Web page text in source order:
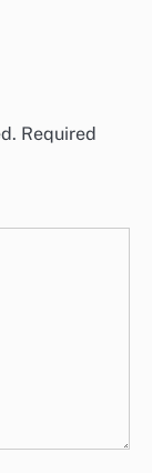
Required